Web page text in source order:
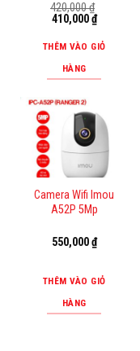
Được xếp
hạng5.00
420,000₫
Giá
là:
420,000 ₫.
410,000₫Giá
hiện
tại
là:
THÊM VÀO GIỎ
HÀNG
Camera Wifi Imou
A52P 5Mp
550,000₫
THÊM VÀO GIỎ
HÀNG